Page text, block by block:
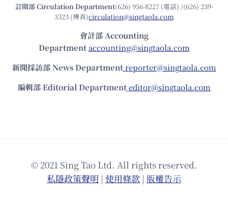
訂閱部 Circulation Department(626) 956-8227 (電話) /(626) 239-
3323 (傳真)circulation@singtaola.com
會計部 Accounting
Department accounting@singtaola.com
新聞採訪部 News Department reporter@singtaola.com
編輯部 Editorial Department editor@singtaola.com
© 2021 Sing Tao Ltd. All rights reserved.
私隱政策聲明 | 使⽤條款 | 版權告⽰